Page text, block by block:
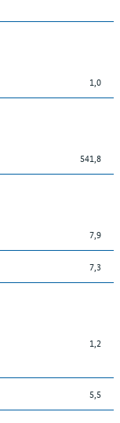
1,0
541,8
7,9
7,3
1,2
5,5